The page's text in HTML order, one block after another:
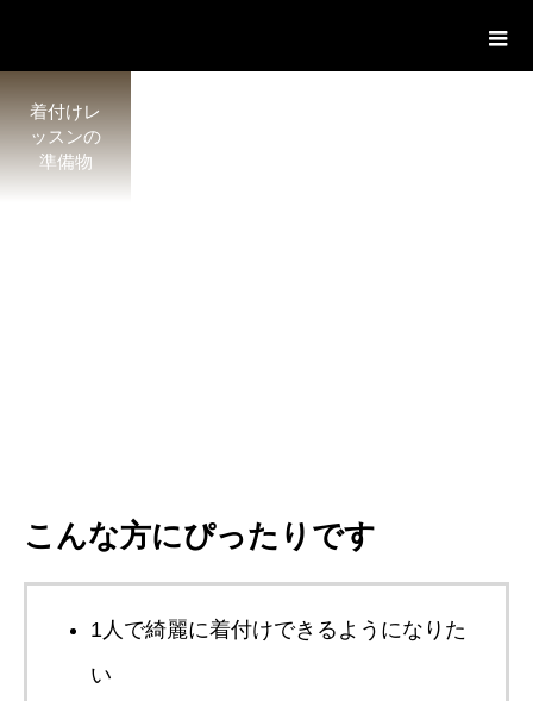
着付けレ
ッスンの
準備物
こんな方にぴったりです
1人で綺麗に着付けできるようになりた
い